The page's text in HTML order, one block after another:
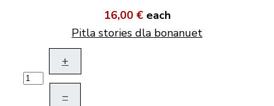
16,00 € each
Pitla stories dla bonanuet
+
–